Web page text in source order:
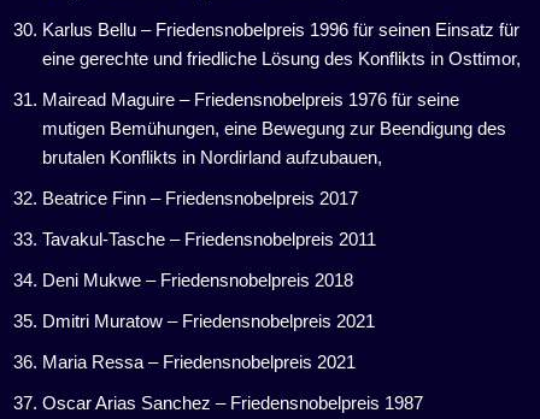
Karlus Bellu – Friedensnobelpreis 1996 für seinen Einsatz für
eine gerechte und friedliche Lösung des Konflikts in Osttimor,
Mairead Maguire – Friedensnobelpreis 1976 für seine
mutigen Bemühungen, eine Bewegung zur Beendigung des
brutalen Konflikts in Nordirland aufzubauen,
Beatrice Finn – Friedensnobelpreis 2017
Tavakul-Tasche – Friedensnobelpreis 2011
Deni Mukwe – Friedensnobelpreis 2018
Dmitri Muratow – Friedensnobelpreis 2021
Maria Ressa – Friedensnobelpreis 2021
Oscar Arias Sanchez – Friedensnobelpreis 1987